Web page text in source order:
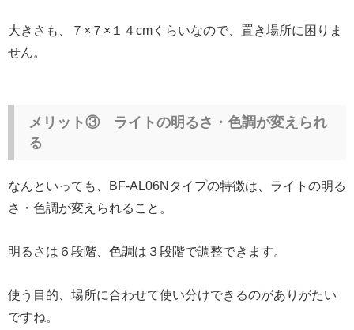
大きさも、７×７×１４cmくらいなので、置き場所に困りま
せん。
メリット③ ライトの明るさ・色調が変えられ
る
なんといっても、BF-AL06Nタイプの特徴は、ライトの明る
さ・色調が変えられること。
明るさは６段階、色調は３段階で調整できます。
使う目的、場所に合わせて使い分けできるのがありがたい
ですね。